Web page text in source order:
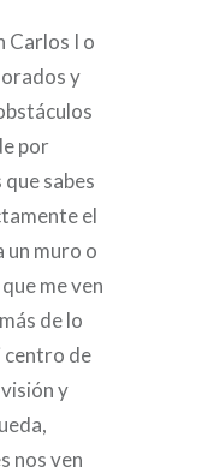
Carlos I o
y
por
sabes
el
un muro o
me ven
de lo
centro de
y
nos ven